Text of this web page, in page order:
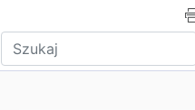
Wpisz tekst do wyszukania